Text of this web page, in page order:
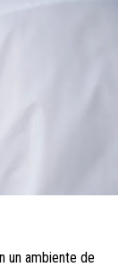
un ambiente de